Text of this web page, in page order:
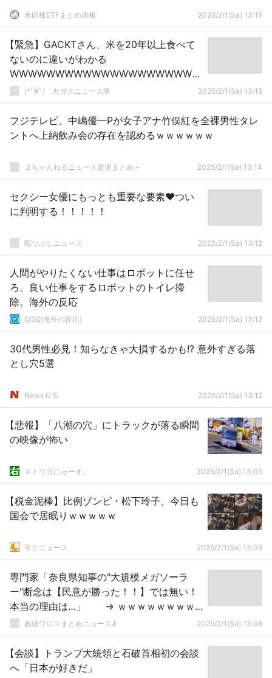
米国株ETFまとめ速報 2025/2/1(Sa) 13:15
【緊急】GACKTさん、米を20年以上食べて
ないのに違いがわかる
WWWWWWWWWWWWWWWWWWWWW
W
(*ﾟ∀ﾟ)ゞカガクニュース隊 2025/2/1(Sa) 13:15
フジテレビ、中嶋優一Pが女子アナ竹俣紅を全裸男性タレ
ントへ上納飲み会の存在を認めるｗｗｗｗｗｗ
２ちゃんねるニュース超速まとめ＋ 2025/2/1(Sa) 13:14
セクシー女優にもっとも重要な要素❤つい
に判明する！！！！！
暇つぶしニュース 2025/2/1(Sa) 13:12
人間がやりたくない仕事はロボットに任せ
ろ。良い仕事をするロボットのトイレ掃
除。海外の反応
QQQ(海外の反応) 2025/2/1(Sa) 13:12
30代男性必見！知らなきゃ大損するかも!? 意外すぎる落
とし穴5選
News U.S. 2025/2/1(Sa) 13:12
【悲報】「八潮の穴」にトラックが落る瞬間
の映像が怖い
ネトウヨにゅーす。 2025/2/1(Sa) 13:09
【税金泥棒】比例ゾンビ・松下玲子、今日も
国会で居眠りｗｗｗｗｗ
モナニュース 2025/2/1(Sa) 13:09
専門家「奈良県知事の"大規模メガソーラ
ー"断念は【民意が勝った！！】では無い！
本当の理由は…」 → ｗｗｗｗｗｗｗｗ
ｗｗｗｗｗｗｗｗｗｗｗｗｗｗｗ
政経ワロスまとめニュース♪ 2025/2/1(Sa) 13:08
【会談】トランプ大統領と石破首相初の会談
へ「日本が好きだ」